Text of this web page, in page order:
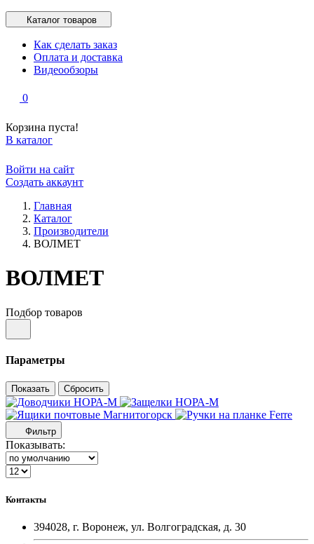
Каталог товаров
Как сделать заказ
Оплата и доставка
Видеообзоры
0
Корзина пуста!
В каталог
Войти на сайт
Создать аккаунт
Главная
Каталог
Производители
ВОЛМЕТ
ВОЛМЕТ
Подбор товаров
Параметры
Фильтр
Показывать:
Контакты
394028, г. Воронеж, ул. Волгоградская, д. 30